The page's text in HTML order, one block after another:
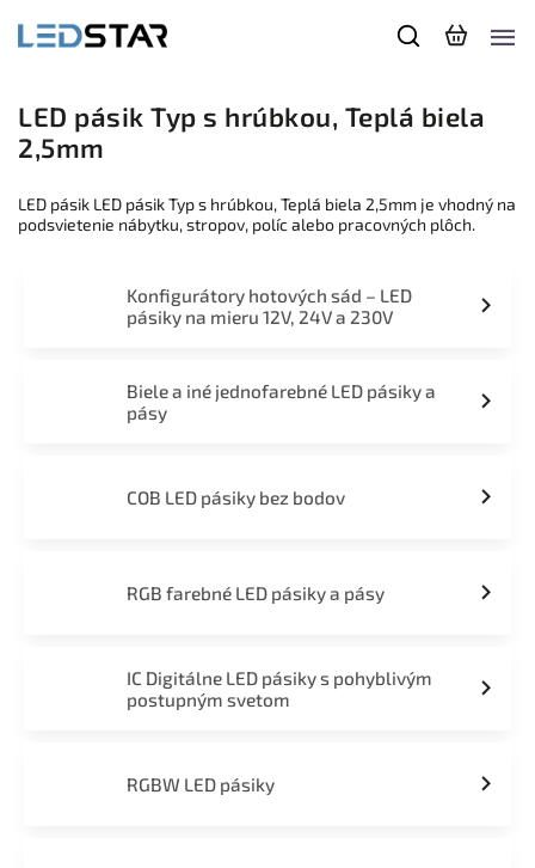
LED pásik Typ s hrúbkou, Teplá biela
2,5mm
LED pásik LED pásik Typ s hrúbkou, Teplá biela 2,5mm je vhodný na
podsvietenie nábytku, stropov, políc alebo pracovných plôch.
Konfigurátory hotových sád – LED
pásiky na mieru 12V, 24V a 230V
Biele a iné jednofarebné LED pásiky a
pásy
COB LED pásiky bez bodov
RGB farebné LED pásiky a pásy
IC Digitálne LED pásiky s pohyblivým
postupným svetom
RGBW LED pásiky